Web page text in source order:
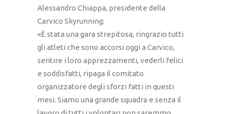
Alessandro Chiappa, presidente della
Carvico Skyrunning​:​
«È stata una gara strepitosa, ringrazio tutti
gli atleti che sono accorsi oggi a Carvico,
sentire i loro apprezzamenti, vederli felici
e soddisfatti, ripaga il comitato
organizzatore degli sforzi fatti in questi
mesi. Siamo una grande squadra e senza il